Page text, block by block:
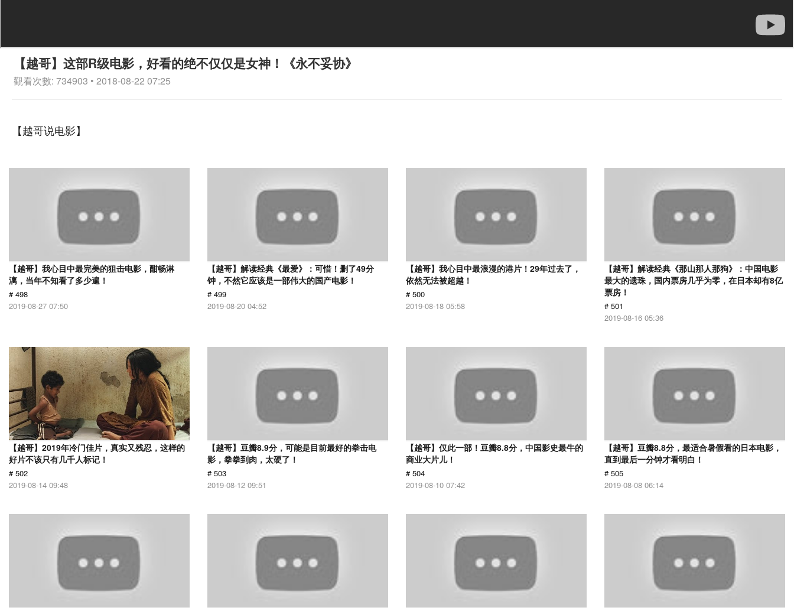
【越哥】这部R级电影，好看的绝不仅仅是女神！《永不妥协》
觀看次數: 734903 • 2018-08-22 07:25
【越哥说电影】
【越哥】我心目中最完美的狙击电影，酣畅淋
漓，当年不知看了多少遍！
# 498
2019-08-27 07:50
【越哥】解读经典《最爱》：可惜！删了49分
钟，不然它应该是一部伟大的国产电影！
# 499
2019-08-20 04:52
【越哥】我心目中最浪漫的港片！29年过去了，
依然无法被超越！
# 500
2019-08-18 05:58
【越哥】解读经典《那山那人那狗》：中国电影
最大的遗珠，国内票房几乎为零，在日本却有8亿
票房！
# 501
2019-08-16 05:36
【越哥】2019年冷门佳片，真实又残忍，这样的
好片不该只有几千人标记！
# 502
2019-08-14 09:48
【越哥】豆瓣8.9分，可能是目前最好的拳击电
影，拳拳到肉，太硬了！
# 503
2019-08-12 09:51
【越哥】仅此一部！豆瓣8.8分，中国影史最牛的
商业大片儿！
# 504
2019-08-10 07:42
【越哥】豆瓣8.8分，最适合暑假看的日本电影，
直到最后一分钟才看明白！
# 505
2019-08-08 06:14